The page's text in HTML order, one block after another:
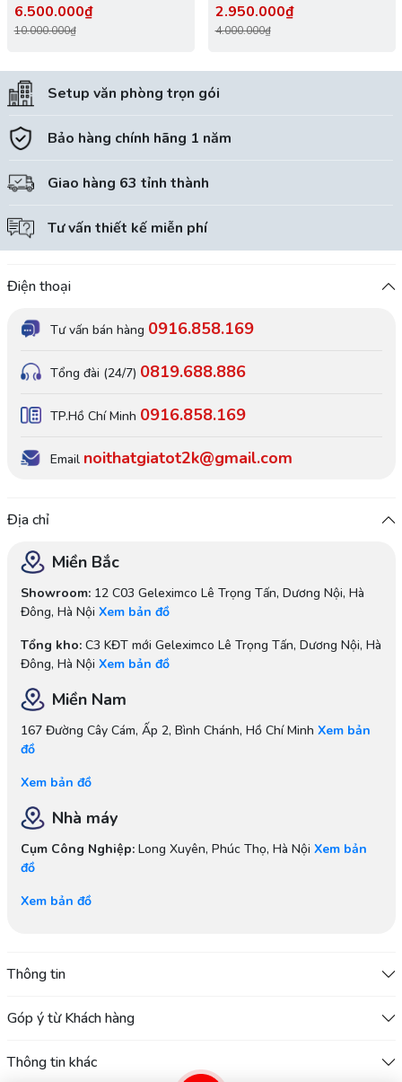
6.500.000₫
10.000.000₫
2.950.000₫
4.000.000₫
Setup văn phòng trọn gói
Bảo hàng chính hãng 1 năm
Giao hàng 63 tỉnh thành
Tư vấn thiết kế miễn phí
Điện thoại
Tư vấn bán hàng 0916.858.169
Tổng đài (24/7) 0819.688.886
TP.Hồ Chí Minh 0916.858.169
Email noithatgiatot2k@gmail.com
Địa chỉ
Miền Bắc
Showroom:12 C03 Geleximco Lê Trọng Tấn, Dương Nội, Hà
Đông, Hà Nội Xem bản đồ
Tổng kho:C3 KĐT mới Geleximco Lê Trọng Tấn, Dương Nội, Hà
Đông, Hà Nội Xem bản đồ
Miền Nam
167 Đường Cây Cám, Ấp 2, Bình Chánh, Hồ Chí Minh Xem bản
đồ
Xem bản đồ
Nhà máy
Cụm Công Nghiệp:Long Xuyên, Phúc Thọ, Hà Nội Xem bản
đồ
Xem bản đồ
Thông tin
Thông tin khác
Góp ý từ Khách hàng